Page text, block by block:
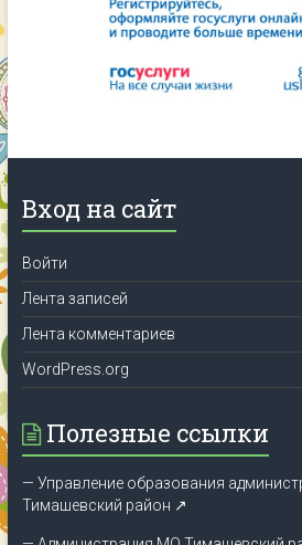
Вход на сайт
Войти
Лента записей
Лента комментариев
WordPress.org
Полезные ссылки
— Управление образования
Тимашевский район ↗